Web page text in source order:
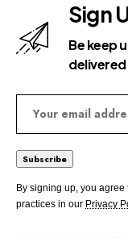
Sign
Be keep
By signing up, you agree
practices in our Privacy